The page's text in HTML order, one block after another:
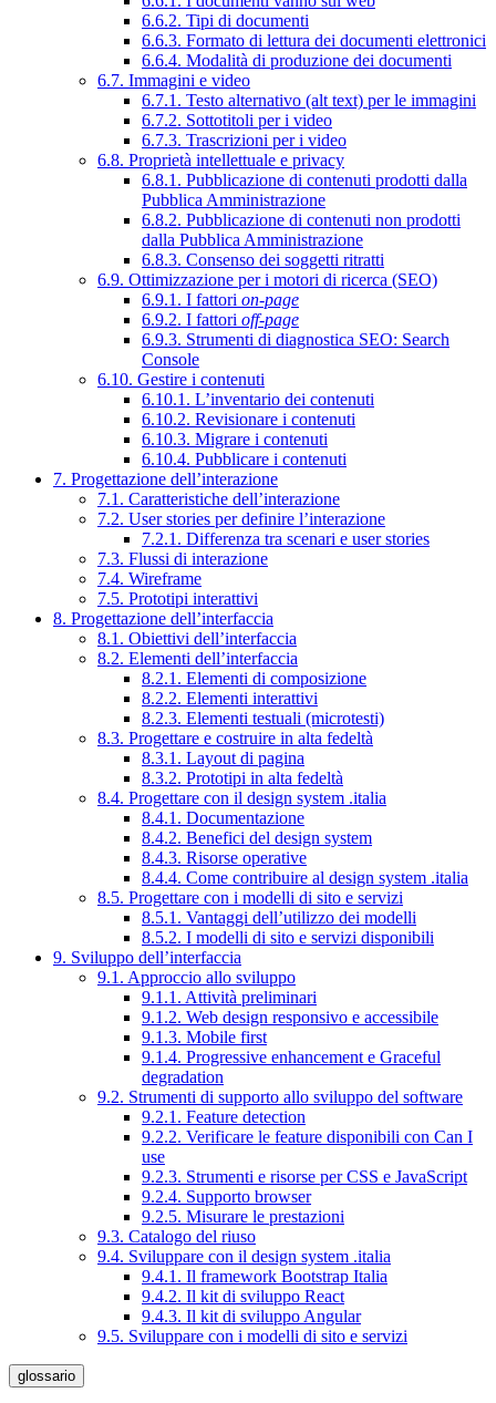
6.6.2. Tipi di documenti
6.6.3. Formato di lettura dei documenti elettronici
6.6.4. Modalità di produzione dei documenti
6.7. Immagini e video
6.7.1. Testo alternativo (alt text) per le immagini
6.7.2. Sottotitoli per i video
6.7.3. Trascrizioni per i video
6.8. Proprietà intellettuale e privacy
6.8.1. Pubblicazione di contenuti prodotti dalla
Pubblica Amministrazione
6.8.2. Pubblicazione di contenuti non prodotti
dalla Pubblica Amministrazione
6.8.3. Consenso dei soggetti ritratti
6.9. Ottimizzazione per i motori di ricerca (SEO)
6.9.1. I fattori on-page
6.9.2. I fattori off-page
6.9.3. Strumenti di diagnostica SEO: Search
Console
6.10. Gestire i contenuti
6.10.1. L’inventario dei contenuti
6.10.2. Revisionare i contenuti
6.10.3. Migrare i contenuti
6.10.4. Pubblicare i contenuti
7. Progettazione dell’interazione
7.1. Caratteristiche dell’interazione
7.2. User stories per definire l’interazione
7.2.1. Differenza tra scenari e user stories
7.3. Flussi di interazione
7.4. Wireframe
7.5. Prototipi interattivi
8. Progettazione dell’interfaccia
8.1. Obiettivi dell’interfaccia
8.2. Elementi dell’interfaccia
8.2.1. Elementi di composizione
8.2.2. Elementi interattivi
8.2.3. Elementi testuali (microtesti)
8.3. Progettare e costruire in alta fedeltà
8.3.1. Layout di pagina
8.3.2. Prototipi in alta fedeltà
8.4. Progettare con il design system .italia
8.4.1. Documentazione
8.4.2. Benefici del design system
8.4.3. Risorse operative
8.4.4. Come contribuire al design system .italia
8.5. Progettare con i modelli di sito e servizi
8.5.1. Vantaggi dell’utilizzo dei modelli
8.5.2. I modelli di sito e servizi disponibili
9. Sviluppo dell’interfaccia
9.1. Approccio allo sviluppo
9.1.1. Attività preliminari
9.1.2. Web design responsivo e accessibile
9.1.3. Mobile first
9.1.4. Progressive enhancement e Graceful
degradation
9.2. Strumenti di supporto allo sviluppo del software
9.2.1. Feature detection
9.2.2. Verificare le feature disponibili con Can I
use
9.2.3. Strumenti e risorse per CSS e JavaScript
9.2.4. Supporto browser
9.2.5. Misurare le prestazioni
9.3. Catalogo del riuso
9.4. Sviluppare con il design system .italia
9.4.1. Il framework Bootstrap Italia
9.4.2. Il kit di sviluppo React
9.4.3. Il kit di sviluppo Angular
9.5. Sviluppare con i modelli di sito e servizi
glossario